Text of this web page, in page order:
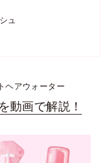
ュ
ヘアウォーター
動画で解説！